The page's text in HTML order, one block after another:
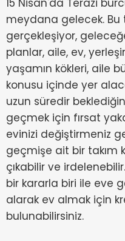
15 Nisan'da Terazi
meydana gelecek. Bu
gerçekleşiyor,
planlar, aile, ev,
yaşamın kökleri, aile
konusu içinde yer
uzun süredir
geçmek için fırsat
evinizi değiştirmeniz
geçmişe ait bir takım
çıkabilir ve
bir kararla biri ile eve
alarak ev almak için
bulunabilirsiniz.